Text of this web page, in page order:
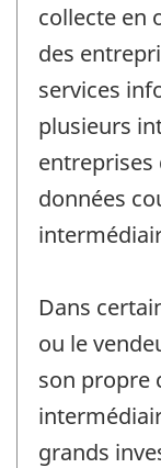
collecte en
des
services
plusieurs
entreprises
données
Dans
ou le
son propre
grands